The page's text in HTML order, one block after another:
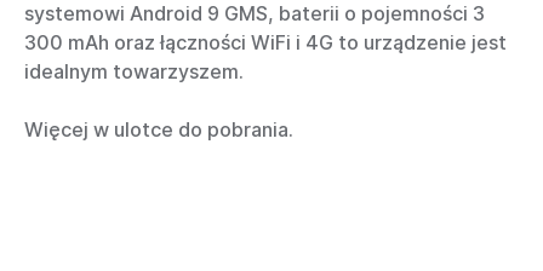
systemowi Android 9 GMS, baterii o pojemności 3
300 mAh oraz łączności WiFi i 4G to urządzenie jest
idealnym towarzyszem.
Więcej w ulotce do pobrania.